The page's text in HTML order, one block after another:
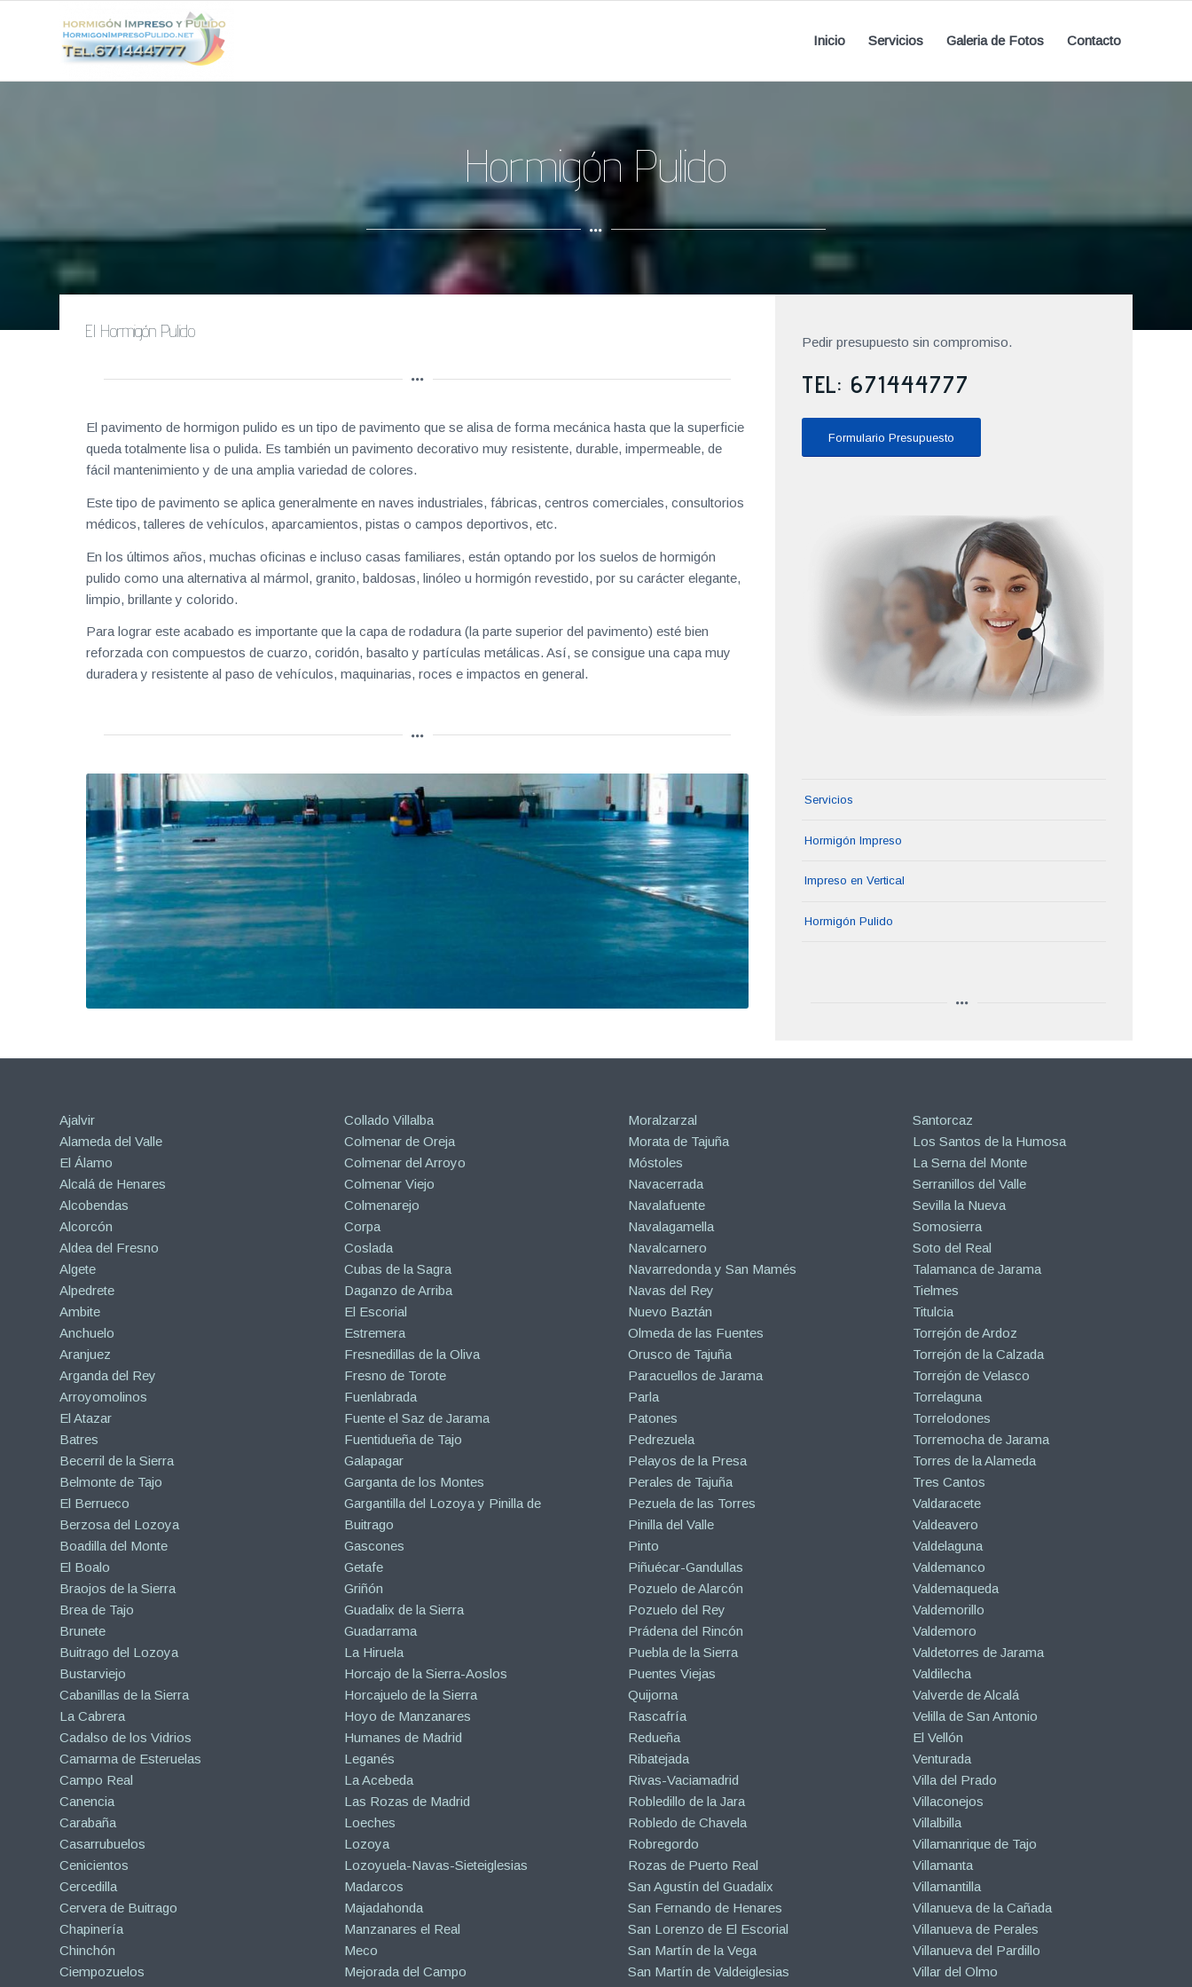
Inicio Servicios Galeria de Fotos Contacto
Hormigón Pulido
El Hormigón Pulido
El pavimento de hormigon pulido es un tipo de pavimento que se alisa de forma mecánica hasta que la superficie
queda totalmente lisa o pulida. Es también un pavimento decorativo muy resistente, durable, impermeable, de
fácil mantenimiento y de una amplia variedad de colores.
Este tipo de pavimento se aplica generalmente en naves industriales, fábricas, centros comerciales, consultorios
médicos, talleres de vehículos, aparcamientos, pistas o campos deportivos, etc.
En los últimos años, muchas oficinas e incluso casas familiares, están optando por los suelos de hormigón
pulido como una alternativa al mármol, granito, baldosas, linóleo u hormigón revestido, por su carácter elegante,
limpio, brillante y colorido.
Para lograr este acabado es importante que la capa de rodadura (la parte superior del pavimento) esté bien
reforzada con compuestos de cuarzo, coridón, basalto y partículas metálicas. Así, se consigue una capa muy
duradera y resistente al paso de vehículos, maquinarias, roces e impactos en general.
Pedir presupuesto sin compromiso.
TEL: 671444777
Formulario Presupuesto
Servicios
Hormigón Impreso
Impreso en Vertical
Hormigón Pulido
Ajalvir
Alameda del Valle
El Álamo
Alcalá de Henares
Alcobendas
Alcorcón
Aldea del Fresno
Algete
Alpedrete
Ambite
Anchuelo
Aranjuez
Arganda del Rey
Arroyomolinos
El Atazar
Batres
Becerril de la Sierra
Belmonte de Tajo
El Berrueco
Berzosa del Lozoya
Boadilla del Monte
El Boalo
Braojos de la Sierra
Brea de Tajo
Brunete
Buitrago del Lozoya
Bustarviejo
Cabanillas de la Sierra
La Cabrera
Cadalso de los Vidrios
Camarma de Esteruelas
Campo Real
Canencia
Carabaña
Casarrubuelos
Cenicientos
Cercedilla
Cervera de Buitrago
Chapinería
Chinchón
Ciempozuelos
Collado Villalba
Colmenar de Oreja
Colmenar del Arroyo
Colmenar Viejo
Colmenarejo
Corpa
Coslada
Cubas de la Sagra
Daganzo de Arriba
El Escorial
Estremera
Fresnedillas de la Oliva
Fresno de Torote
Fuenlabrada
Fuente el Saz de Jarama
Fuentidueña de Tajo
Galapagar
Garganta de los Montes
Gargantilla del Lozoya y Pinilla de
Buitrago
Gascones
Getafe
Griñón
Guadalix de la Sierra
Guadarrama
La Hiruela
Horcajo de la Sierra-Aoslos
Horcajuelo de la Sierra
Hoyo de Manzanares
Humanes de Madrid
Leganés
La Acebeda
Las Rozas de Madrid
Loeches
Lozoya
Lozoyuela-Navas-Sieteiglesias
Madarcos
Majadahonda
Manzanares el Real
Meco
Mejorada del Campo
Moralzarzal
Morata de Tajuña
Móstoles
Navacerrada
Navalafuente
Navalagamella
Navalcarnero
Navarredonda y San Mamés
Navas del Rey
Nuevo Baztán
Olmeda de las Fuentes
Orusco de Tajuña
Paracuellos de Jarama
Parla
Patones
Pedrezuela
Pelayos de la Presa
Perales de Tajuña
Pezuela de las Torres
Pinilla del Valle
Pinto
Piñuécar-Gandullas
Pozuelo de Alarcón
Pozuelo del Rey
Prádena del Rincón
Puebla de la Sierra
Puentes Viejas
Quijorna
Rascafría
Redueña
Ribatejada
Rivas-Vaciamadrid
Robledillo de la Jara
Robledo de Chavela
Robregordo
Rozas de Puerto Real
San Agustín del Guadalix
San Fernando de Henares
San Lorenzo de El Escorial
San Martín de la Vega
San Martín de Valdeiglesias
Santorcaz
Los Santos de la Humosa
La Serna del Monte
Serranillos del Valle
Sevilla la Nueva
Somosierra
Soto del Real
Talamanca de Jarama
Tielmes
Titulcia
Torrejón de Ardoz
Torrejón de la Calzada
Torrejón de Velasco
Torrelaguna
Torrelodones
Torremocha de Jarama
Torres de la Alameda
Tres Cantos
Valdaracete
Valdeavero
Valdelaguna
Valdemanco
Valdemaqueda
Valdemorillo
Valdemoro
Valdetorres de Jarama
Valdilecha
Valverde de Alcalá
Velilla de San Antonio
El Vellón
Venturada
Villa del Prado
Villaconejos
Villalbilla
Villamanrique de Tajo
Villamanta
Villamantilla
Villanueva de la Cañada
Villanueva de Perales
Villanueva del Pardillo
Villar del Olmo